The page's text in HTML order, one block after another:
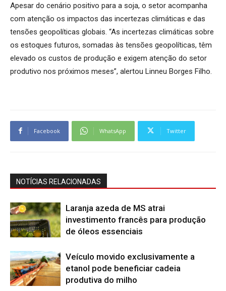
Apesar do cenário positivo para a soja, o setor acompanha
com atenção os impactos das incertezas climáticas e das
tensões geopolíticas globais. “As incertezas climáticas sobre
os estoques futuros, somadas às tensões geopolíticas, têm
elevado os custos de produção e exigem atenção do setor
produtivo nos próximos meses”, alertou Linneu Borges Filho.
Facebook WhatsApp Twitter
NOTÍCIAS RELACIONADAS
Laranja azeda de MS atrai
investimento francês para produção
de óleos essenciais
Veículo movido exclusivamente a
etanol pode beneficiar cadeia
produtiva do milho